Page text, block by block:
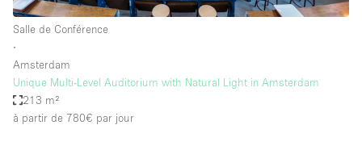
Salle de Conférence
∙
Amsterdam
Unique Multi-Level Auditorium with Natural Light in Amsterdam
213 m²
à partir de 780€ par jour